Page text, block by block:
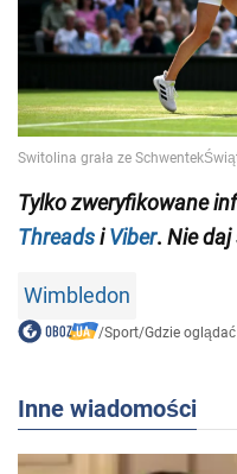
Tylkozweryfikowane
ThreadsiViber. Nie
Wimbledon
/Sport/Gdzie
Inne wiadomości